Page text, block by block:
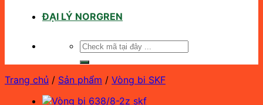
ĐẠI LÝ NORGREN
Tìm
Trang chủ / Sản phẩm / Vòng bi SKF